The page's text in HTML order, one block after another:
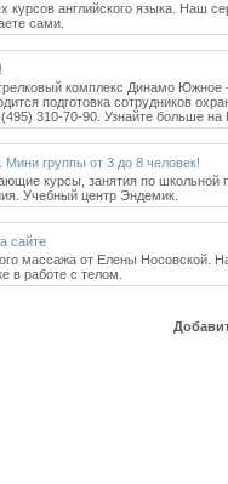
английского языка. Наш
сами.
комплекс Динамо Южное
подготовка сотрудников
310-70-90. Узнайте больше на
группы от 3 до 8 человек!
курсы, занятия по
Учебный центр Эндемик.
сайте
массажа от Елены Носовской.
в работе с телом.